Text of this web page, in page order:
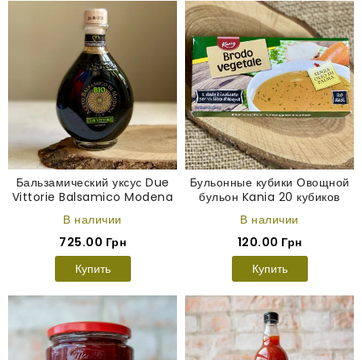
Бальзамический уксус Due
Vittorie Balsamico Modena
В наличии
725.00 Грн
Купить
Бульонные кубики Овощной
бульон Kania 20 кубиков
В наличии
120.00 Грн
Купить